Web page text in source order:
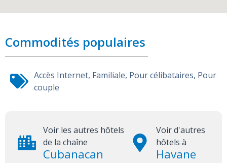
Commodités populaires
Accès Internet, Familiale, Pour célibataires, Pour
couple
Voir les autres hôtels
de la chaîne
Cubanacan
Voir d'autres
hôtels à
Havane